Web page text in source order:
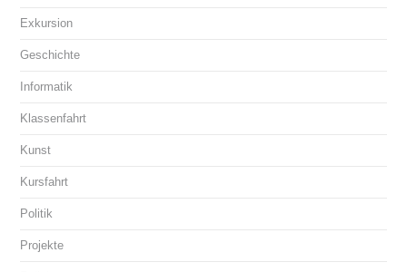
Exkursion
Geschichte
Informatik
Klassenfahrt
Kunst
Kursfahrt
Politik
Projekte